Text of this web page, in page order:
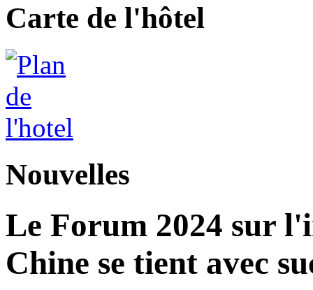
Carte de l'hôtel
Nouvelles
Le Forum 2024 sur
Chine se tient avec